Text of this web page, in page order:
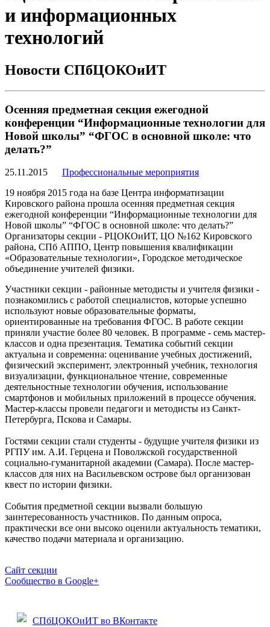
и информационных
технологий
Новости СПбЦОКОиИТ
Осенняя предметная секция ежегодной
конференции “Информационные технологии для
Новой школы” “ФГОС в основной школе: что
делать?”
25.11.2015
Профессиональные мероприятия
19 ноября 2015 года на базе Центра информатизации
Кировского района прошла осенняя предметная секция
ежегодной конференции “Информационные технологии для
Новой школы” “ФГОС в основной школе: что делать?”
Организаторы секции - РЦОКОиИТ, ЦО №162 Кировского
района, СПб АППО, Центр повышения квалификации
«Образовательные технологии», Городское методическое
объединение учителей физики.
Участники секции - районные методисты и учителя физики -
познакомились с работой специалистов, которые успешно
используют новые образовательные форматы,
ориентированные на требования ФГОС. В работе секции
приняли участие более 80 человек. В программе - семь мастер-
классов и одна презентация. Тематика событий секции
актуальна и современна: оценивание учебных достижений,
физический эксперимент, электронный учебник, технология
визуализации, функциональное чтение, современные
деятельностные технологии обучения, использование
смартфонов и мобильных приложений в процессе обучения.
Мастер-классы провели педагоги и методисты из Санкт-
Петербурга, Пскова и Самары.
Гостями секции стали студенты - будущие учителя физики из
РГПУ им. А.И. Герцена и Поволжской государственной
социально-гуманитарной академии (Самара). После мастер-
классов для них на Васильевском острове был организован
квест по истории физики.
События предметной секции вызвали большую
заинтересованность участников. По данным опроса,
практически все они высоко оценили актуальность тематики,
качество подачи материала и организацию.
Сайт секции
Сообщество в Google+
СПбЦОКОиИТ во ВКонтакте